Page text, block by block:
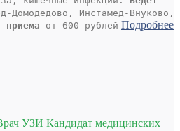
Домодедово, Инстамед-Внуково,
приема от 600 рублей Подробнее
УЗИ Кандидат медицинских